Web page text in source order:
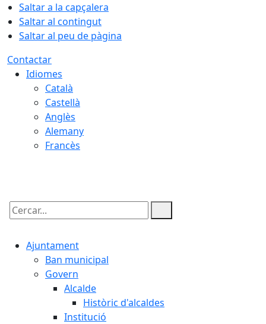
Saltar a la capçalera
Saltar al contingut
Saltar al peu de pàgina
Contactar
Idiomes
Català
Castellà
Anglès
Alemany
Francès
Cercar:
Ajuntament
Ban municipal
Govern
Alcalde
Històric d'alcaldes
Institució